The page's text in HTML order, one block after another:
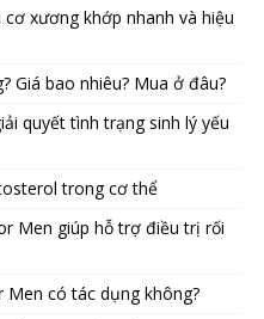
xương khớp nhanh và hiệu
Giá bao nhiêu? Mua ở đâu?
quyết tình trạng sinh lý yếu
trong cơ thể
Men giúp hỗ trợ điều trị rối
Men có tác dụng không?